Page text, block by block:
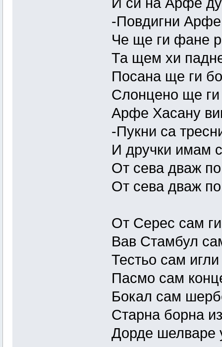
-Повдигни
Че ще ги фане
Та щем хи
Посана ще ги
Слонцено ще
Арфе Хасану
-Пукни са
И дручки имам
От сева дваж
От сева дваж
От Серес сам
Вав Стамбул
Тестьо сам
Пасмо сам
Бокал сам
Старна борна
Дорде шелваре